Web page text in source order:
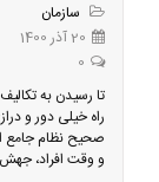
سازمان
20 آذر 1400
0
راه خیلی دور و
صحیح نظام جامع
و وقت افراد،